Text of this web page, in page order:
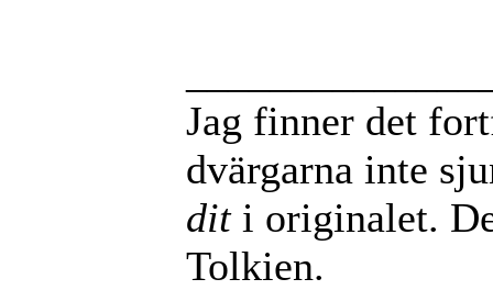
Jag finner det
dvärgarna inte
diti originalet.
Tolkien.